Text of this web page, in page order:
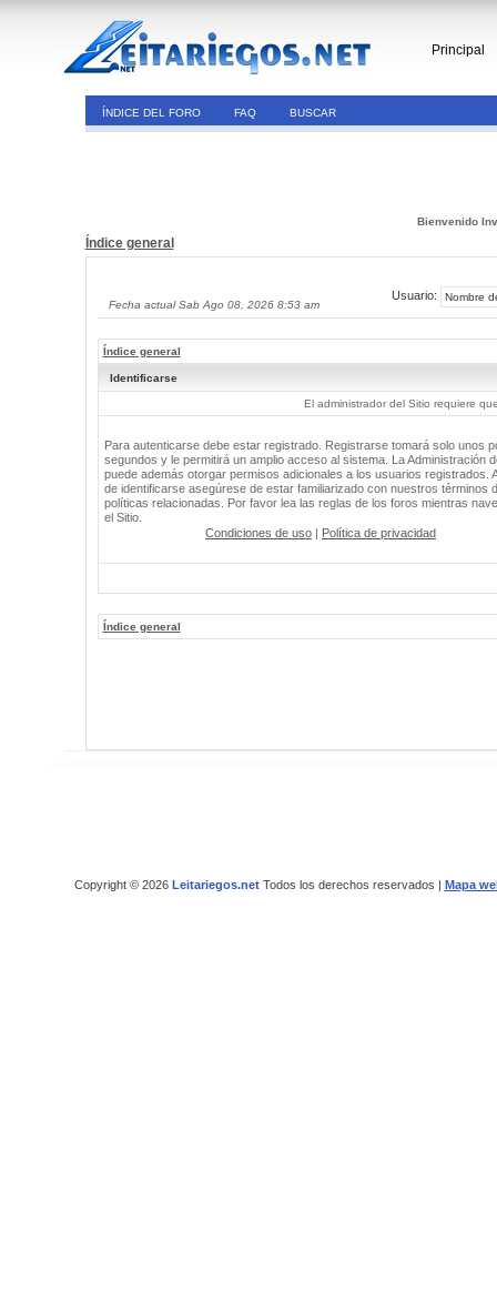
Principal
ÍNDICE DEL FORO FAQ BUSCAR
Bienvenido
Índice general
Fecha actual Sab Ago 08, 2026 8:53 am
Usuario:
Índice general
Identificarse
El administrador del Sitio requiere
Para autenticarse debe estar registrado. Registrarse tomará solo unos
segundos y le permitirá un amplio acceso al sistema. La Administración
puede además otorgar permisos adicionales a los usuarios registrados.
de identificarse asegúrese de estar familiarizado con nuestros términos
políticas relacionadas. Por favor lea las reglas de los foros mientras
el Sitio.
Condiciones de uso | Política de privacidad
Índice general
Copyright © 2026 Leitariegos.netTodos los derechos reservados | Mapa